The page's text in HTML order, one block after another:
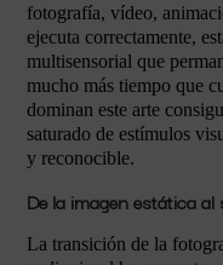
fotografía, vídeo,
ejecuta correctamente,
multisensorial que
mucho más tiempo que
dominan este arte
saturado de estímulos
y reconocible.
De la imagen estática
La transición de la